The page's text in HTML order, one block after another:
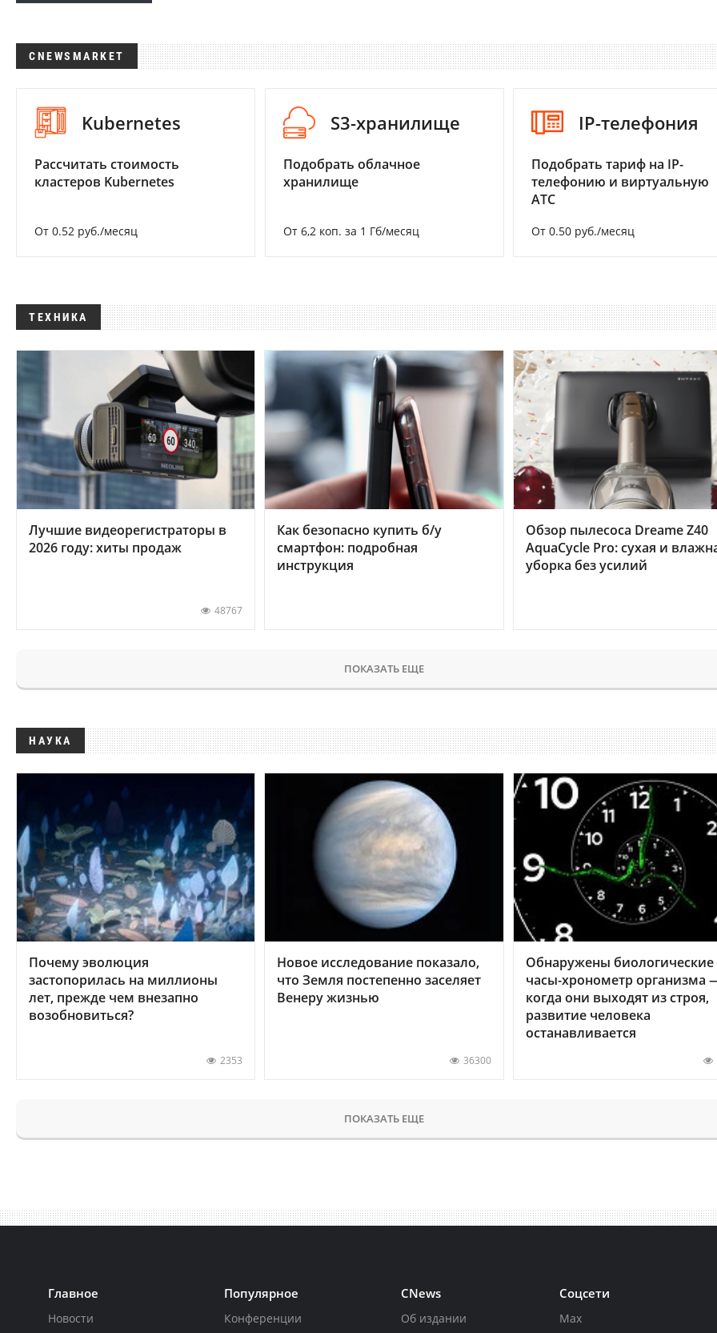
CNEWSMARKET
Kubernetes
Рассчитать стоимость
кластеров Kubernetes
От 0.52 руб./месяц
S3-хранилище
Подобрать облачное
хранилище
От 6,2 коп. за 1 Гб/месяц
IP-телефония
Подобрать тариф на IP-
телефонию и виртуальную
АТС
От 0.50 руб./месяц
ТЕХНИКА
Лучшие видеорегистраторы в
2026 году: хиты продаж
48767
Как безопасно купить б/у
смартфон: подробная
инструкция
Обзор пылесоса Dreame Z40
AquaCycle Pro: сухая и
уборка без усилий
ПОКАЗАТЬ ЕЩЕ
НАУКА
Почему эволюция
застопорилась на миллионы
лет, прежде чем внезапно
возобновиться?
2353
Новое исследование показало,
что Земля постепенно заселяет
Венеру жизнью
36300
Обнаружены биологические
часы-хронометр организма
когда они выходят из строя,
развитие человека
останавливается
ПОКАЗАТЬ ЕЩЕ
Главное
Новости
Популярное
Конференции
CNews
Об издании
Соцсети
Max